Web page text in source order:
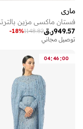
ماري
ر.ق949.57
1148.82
-18%
توصيل مجاني
04:46:00